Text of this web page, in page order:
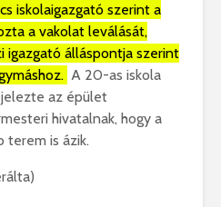
iskolaigazgató szerint a
a vakolat leválását,
igazgató álláspontja szerint
A 20-as iskola
az épület
hivatalnak, hogy a
terem is ázik.